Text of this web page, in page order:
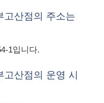
고산점의 주소는
1입니다.
고산점의 운영 시